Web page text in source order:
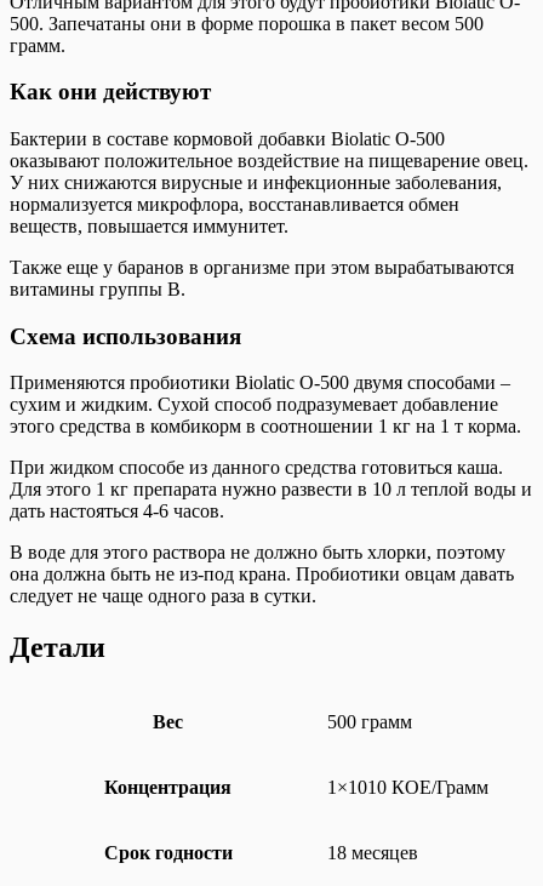
500. Запечатаны они в форме порошка в пакет весом 500
грамм.
Как они действуют
Бактерии в составе кормовой добавки Biolatic O-500
оказывают положительное воздействие на пищеварение овец.
У них снижаются вирусные и инфекционные заболевания,
нормализуется микрофлора, восстанавливается обмен
веществ, повышается иммунитет.
Также еще у баранов в организме при этом вырабатываются
витамины группы B.
Схема использования
Применяются пробиотики Biolatic O-500 двумя способами –
сухим и жидким. Сухой способ подразумевает добавление
этого средства в комбикорм в соотношении 1 кг на 1 т корма.
При жидком способе из данного средства готовиться каша.
Для этого 1 кг препарата нужно развести в 10 л теплой воды и
дать настояться 4-6 часов.
В воде для этого раствора не должно быть хлорки, поэтому
она должна быть не из-под крана. Пробиотики овцам давать
следует не чаще одного раза в сутки.
Детали
Вес 500 грамм
Концентрация 1×1010 КОЕ/Грамм
Срок годности 18 месяцев